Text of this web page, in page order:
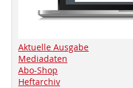
Aktuelle Ausgabe
Mediadaten
Abo-Shop
Heftarchiv